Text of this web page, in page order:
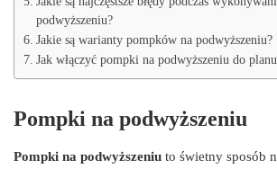
podwyższeniu?
Jakie są warianty pompków na podwyższeniu?
Jak włączyć pompki na podwyższeniu do
Pompki na podwyższeniu
Pompki na podwyższeniu to świetny sposób